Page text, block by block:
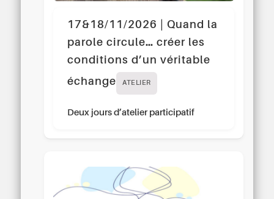
17&18/11/2026 | Quand la
parole circule… créer les
conditions d’un véritable
échange
ATELIER
Deux jours d’atelier participatif